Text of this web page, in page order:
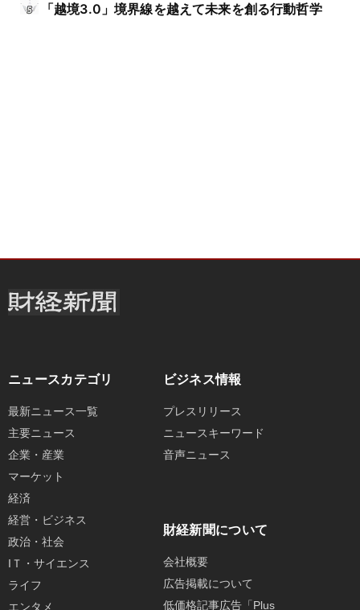
「越境3.0」境界線を越えて未来を創る行動哲学
ニュースカテゴリ
最新ニュース一覧
主要ニュース
企業・産業
マーケット
経済
経営・ビジネス
政治・社会
IＴ・サイエンス
ライフ
エンタメ
ビジネス情報
プレスリリース
ニュースキーワード
音声ニュース
財経新聞について
会社概要
広告掲載について
低価格記事広告「Plus